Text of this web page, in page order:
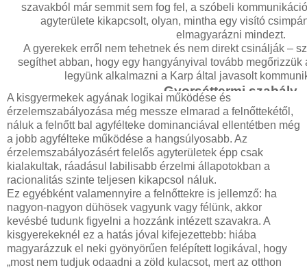
szavakból már semmit sem fog fel, a szóbeli
agyterülete kikapcsolt, olyan, mintha egy visító
elmagyarázni mindezt.
A gyerekek erről nem tehetnek és nem direkt csinálják –
segíthet abban, hogy egy hangyányival tovább megőrizzük
legyünk alkalmazni a Karp által javasolt
Gyorséttermi szabály
Aszakember
által csak gyorséttermi szabályként
valójában a pszichológiában jól ismert empatikus
verziója. Az empatikus visszajelzés azt jelenti, hogy ha
szomorúan) mondd nekünk valamit, akkor mi
jelezzük, hogy vettük az adást, miszerint
Karp azért nevezi gyorséttermi szabálynak, mert a
visszamondják nekünk a rendelést: azaz arra, hogy „két
kérek”, nagy valószínűséggel azt a választ kapjuk, hogy
kóla, itt fogyasztod?”. A kiborulás szélén álló 1-5
kommunikálni: nagyon kevés szót használva tudatosítjuk
Hogy néz ki mindez a gyakorlatban? Rettenetesen hülyén
Karp komolyan gondolja, hogy a lehető legkevesebb
A kisgyermekek agyának logikai működése és
érzelemszabályozása még messze elmarad a felnőttekétől,
náluk a felnőtt bal agyfélteke dominanciával ellentétben még
a jobb agyfélteke működése a hangsúlyosabb. Az
érzelemszabályozásért felelős agyterületek épp csak
kialakultak, ráadásul labilisabb érzelmi állapotokban a
racionalitás szinte teljesen kikapcsol náluk.
Ez egyébként valamennyire a felnőttekre is jellemző: ha
nagyon-nagyon dühösek vagyunk vagy félünk, akkor
kevésbé tudunk figyelni a hozzánk intézett szavakra. A
kisgyerekeknél ez a hatás jóval kifejezettebb: hiába
magyarázzuk el neki gyönyörűen felépített logikával, hogy
„most nem tudjuk odaadni a zöld kulacsot, mert az otthon